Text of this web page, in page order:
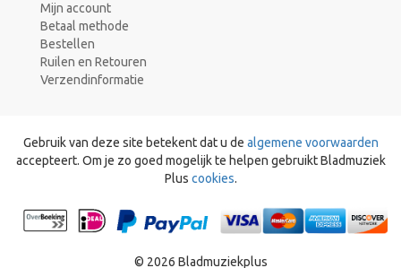
Mijn account
Betaal methode
Bestellen
Ruilen en Retouren
Verzendinformatie
Gebruik van deze site betekent dat u de algemene voorwaarden
accepteert. Om je zo goed mogelijk te helpen gebruikt Bladmuziek
Plus cookies.
© 2026 Bladmuziekplus